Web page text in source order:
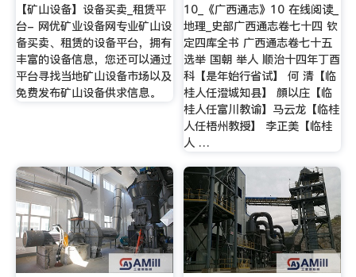
【矿山设备】设备买卖_租赁平
台- 网优矿业设备网专业矿山设
备买卖、租赁的设备平台，拥有
丰富的设备信息，您还可以通过
平台寻找当地矿山设备市场以及
免费发布矿山设备供求信息。
10_《广西通志》10 在线阅读_
地理_史部广西通志卷七十四 钦
定四库全书 广西通志卷七十五
选举 国朝 举人 顺治十四年丁酉
科【是年始行省试】 何 清【临
桂人任澄城知县】 顔以庄【临
桂人任富川教谕】马云龙【临桂
人任梧州教授】 李正美【临桂
人 …